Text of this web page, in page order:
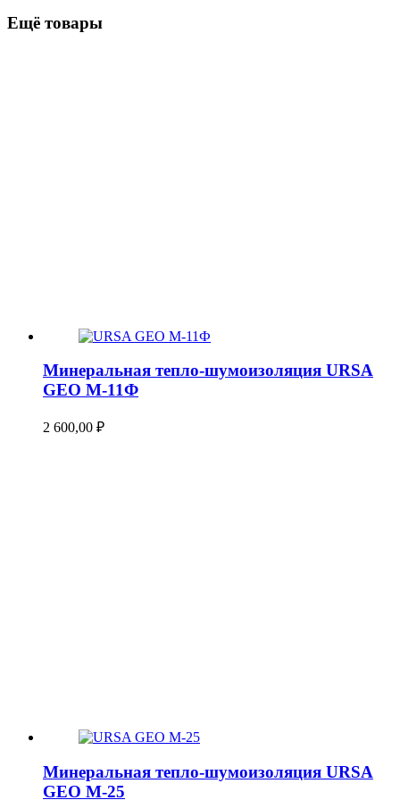
Ещё товары
Минеральная тепло-шумоизоляция URSA
GEO М-11Ф
2 600,00 ₽
Минеральная тепло-шумоизоляция URSA
GEO М-25